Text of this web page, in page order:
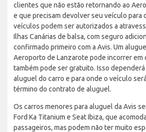
clientes que não estão retornando ao
e que precisam devolver seu veículo para
veículos podem ser autorizados a
Ilhas Canárias de balsa, com seguro
confirmado primeiro com a Avis. Um
Aeroporto de Lanzarote pode incorrer em
também pode ser gratuito. Isso
aluguel do carro e para onde o veículo
término do contrato de aluguel.
Os carros menores para aluguel da Avis
Ford Ka Titanium e Seat Ibiza, que
passageiros, mas podem não ter muito